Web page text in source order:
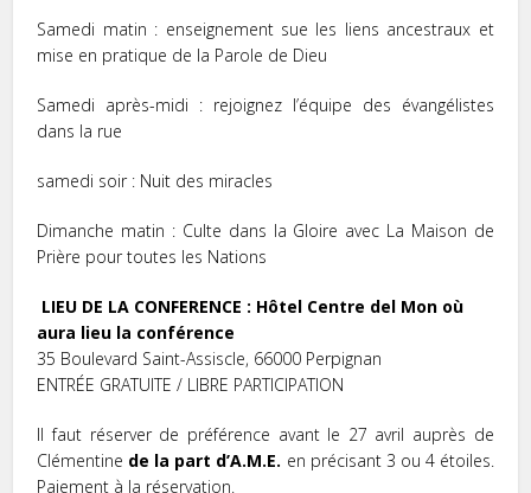
Samedi matin : enseignement sue les liens ancestraux et
mise en pratique de la Parole de Dieu
Samedi après-midi : rejoignez l’équipe des évangélistes
dans la rue
samedi soir : Nuit des miracles
Dimanche matin : Culte dans la Gloire avec La Maison de
Prière pour toutes les Nations
LIEU DE LA CONFERENCE : Hôtel Centre del Mon où
aura lieu la conférence
35 Boulevard Saint-Assiscle, 66000 Perpignan
ENTRÉE GRATUITE / LIBRE PARTICIPATION
Il faut réserver de préférence avant le 27 avril auprès de
Clémentine de la part d’A.M.E. en précisant 3 ou 4 étoiles.
Paiement à la réservation.